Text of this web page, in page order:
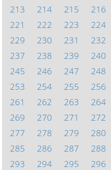
213
214 215 216
221
222 223 224
229
230 231 232
237
238 239 240
245
246 247 248
253
254 255 256
261
262 263 264
269
270 271 272
277
278 279 280
285
286 287 288
293
294 295 296